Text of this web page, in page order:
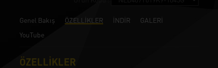
Genel Bakış ÖZELLİKLER İNDİR
GALERİ
YouTube
ÖZELLİKLER